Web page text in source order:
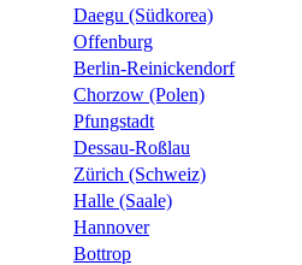
Daegu (Südkorea)
Offenburg
Berlin-Reinickendorf
Chorzow (Polen)
Pfungstadt
Dessau-Roßlau
Zürich (Schweiz)
Halle (Saale)
Hannover
Bottrop